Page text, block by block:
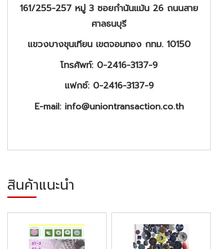
161/255-257 หมู่ 3 ซอยกำนันแม้น 26 ถนนสาย
ศาลธนบุรี
แขวงบางขุนเทียน เขตจอมทอง กทม. 10150
โทรศัพท์: 0-2416-3137-9
แฟกซ์: 0-2416-3137-9
E-mail: info@uniontransaction.co.th
สินค้าแนะนำ